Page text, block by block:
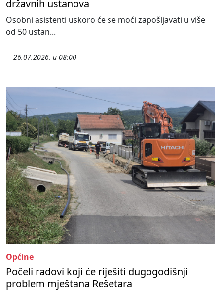
državnih ustanova
Osobni asistenti uskoro će se moći zapošljavati u više
od 50 ustan...
26.07.2026. u 08:00
Općine
Počeli radovi koji će riješiti dugogodišnji
problem mještana Rešetara